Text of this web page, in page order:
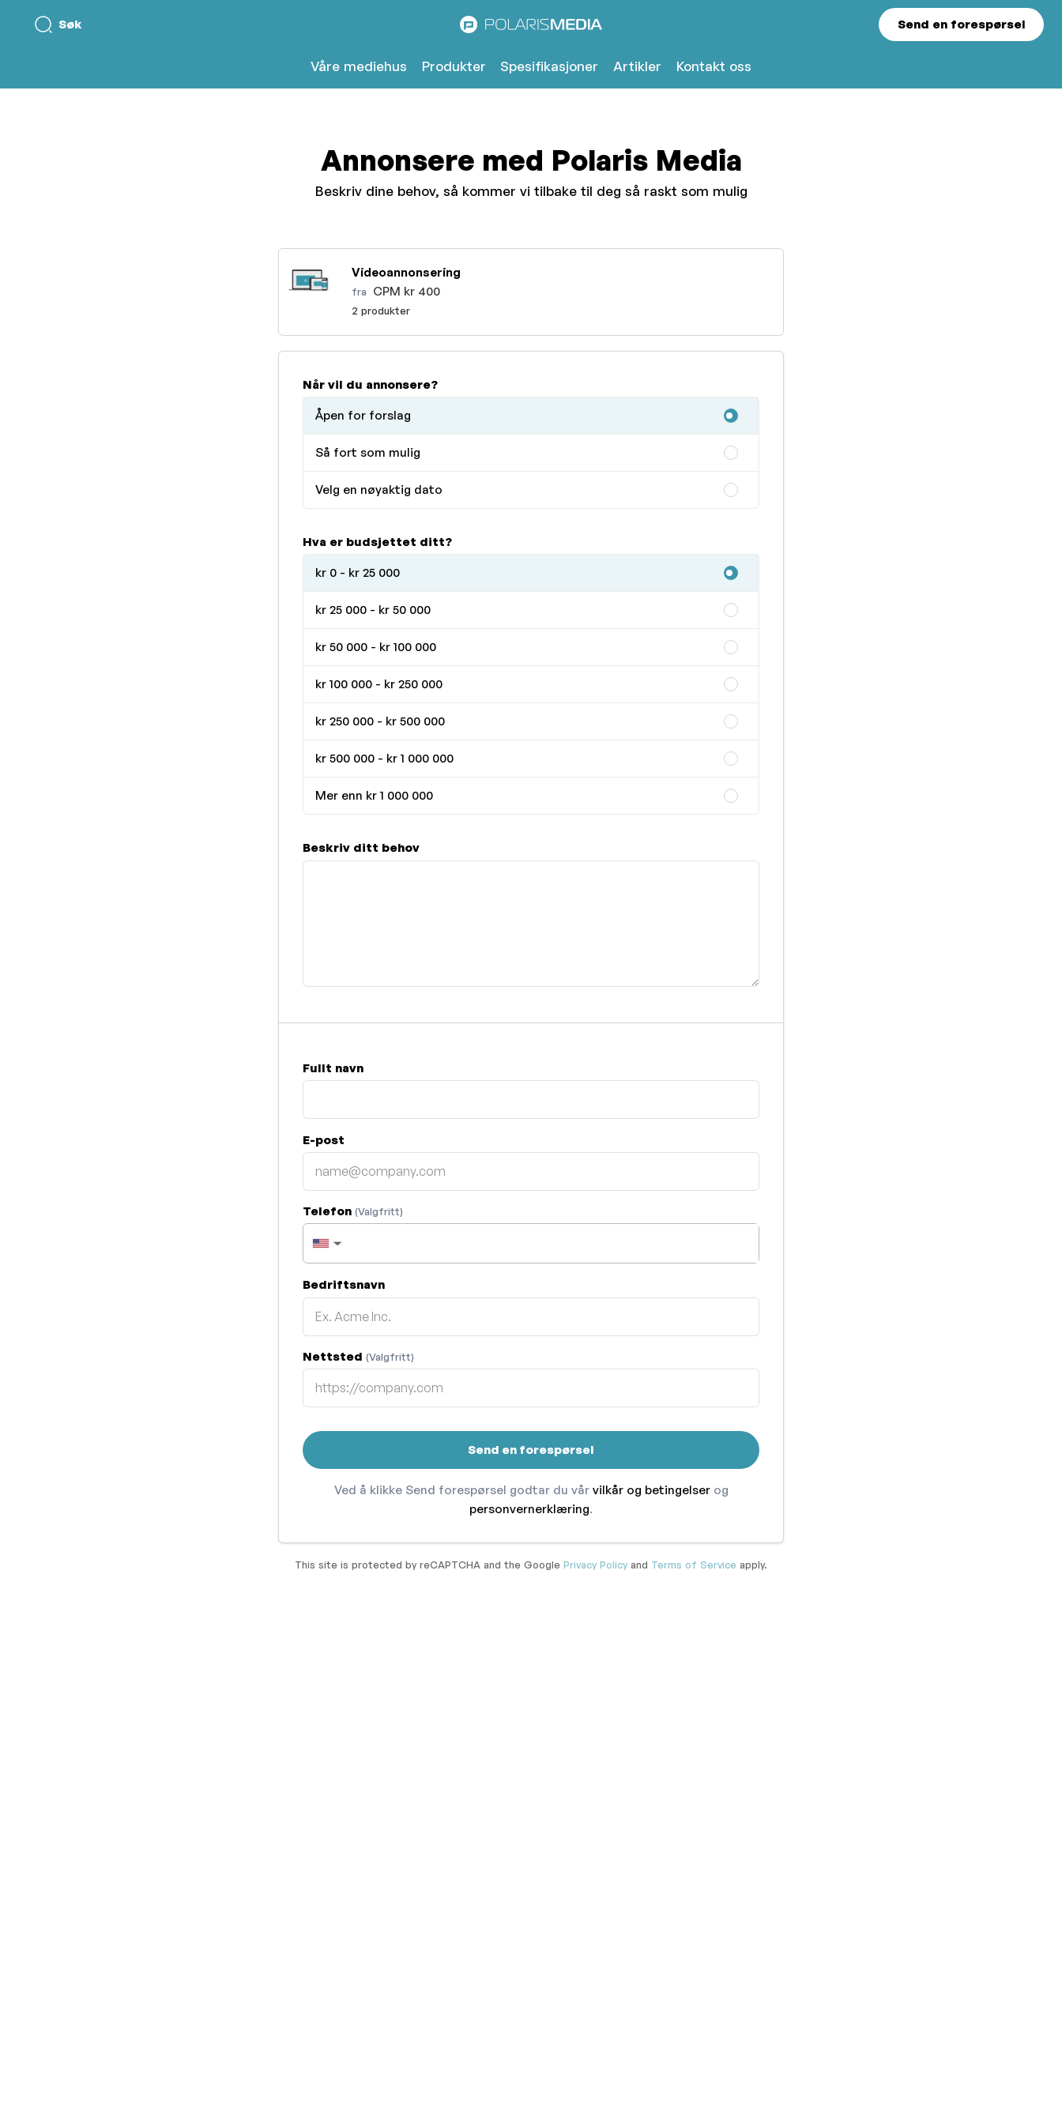
Søk Send en forespørsel
Våre mediehus Produkter Spesifikasjoner Artikler Kontakt oss
Annonsere med Polaris Media
Beskriv dine behov, så kommer vi tilbake til deg så raskt som mulig
Videoannonsering
fra CPM kr 400
2 produkter
Når vil du annonsere?
Åpen for forslag
Så fort som mulig
Velg en nøyaktig dato
Hva er budsjettet ditt?
kr 0 - kr 25 000
kr 25 000 - kr 50 000
kr 50 000 - kr 100 000
kr 100 000 - kr 250 000
kr 250 000 - kr 500 000
kr 500 000 - kr 1 000 000
Mer enn kr 1 000 000
Beskriv ditt behov
Fullt navn
E-post
Telefon (Valgfritt)
▼
Bedriftsnavn
Nettsted (Valgfritt)
Send en forespørsel
Ved å klikke Send forespørsel godtar du vår vilkår og betingelserog
personvernerklæring.
This site is protected by reCAPTCHA and the Google Privacy Policy and Terms of Service apply.